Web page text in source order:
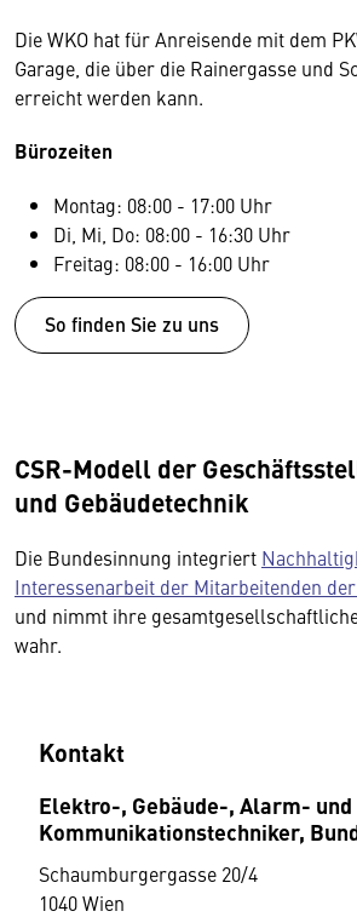
Die WKO hat für Anreisende mit dem
Garage, die über die Rainergasse und
erreicht werden kann.
Bürozeiten
Montag: 08:00 - 17:00 Uhr
Di, Mi, Do: 08:00 - 16:30 Uhr
Freitag: 08:00 - 16:00 Uhr
So finden Sie zu uns
CSR-Modell der
und Gebäudetechnik
Die Bundesinnung integriert
Interessenarbeit der Mitarbeitenden
und nimmt ihre
wahr.
Kontakt
Elektro-, Gebäude-, Alarm- und
Kommunikationstechniker,
Schaumburgergasse 20/4
1040 Wien